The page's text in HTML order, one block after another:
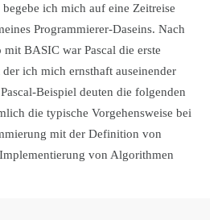
ich mich auf eine Zeitreise
Programmierer-Daseins. Nach
BASIC war Pascal die erste
ich mich ernsthaft auseinender
Beispiel deuten die folgenden
die typische Vorgehensweise bei
mit der Definition von
von Algorithmen